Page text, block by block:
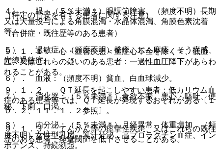
（特定の背景を有する患者に関する注意）
（合併症・既往歴等のある患者）
９．１．１． 心・血管疾患＜重症心不全を除く＞、低血
圧、又はこれらの疑いのある患者：一過性血圧降下があらわ
れることがある。
９．１．２． ＱＴ延長を起こしやすい患者：低カリウム血
症のある患者等では、ＱＴ延長が発現するおそれがある〔１
０．２、１１．１．２参照〕。
９．１．３． てんかん等の痙攣性疾患、又はこれらの既往
歴のある患者：痙攣閾値を低下させることがある。
４）． 眼：（５％未満＊）眼調節障害、（頻度不明）長期
又は大量投与による角膜混濁・水晶体混濁、角膜色素沈着
等。
５）． 過敏症：（頻度不明）発疹、じん麻疹、そう痒感、
光線過敏症。
６）． 血液：（頻度不明）貧血、白血球減少。
７）． 消化器：（５％未満＊）食欲不振、悪心・嘔吐、便
秘、下痢、口渇。
８）． 内分泌：（５％未満＊）月経異常、体重増加、（頻
度不明）女性型乳房、乳汁分泌、高プロラクチン血症、イン
ポテンス、持続勃起。